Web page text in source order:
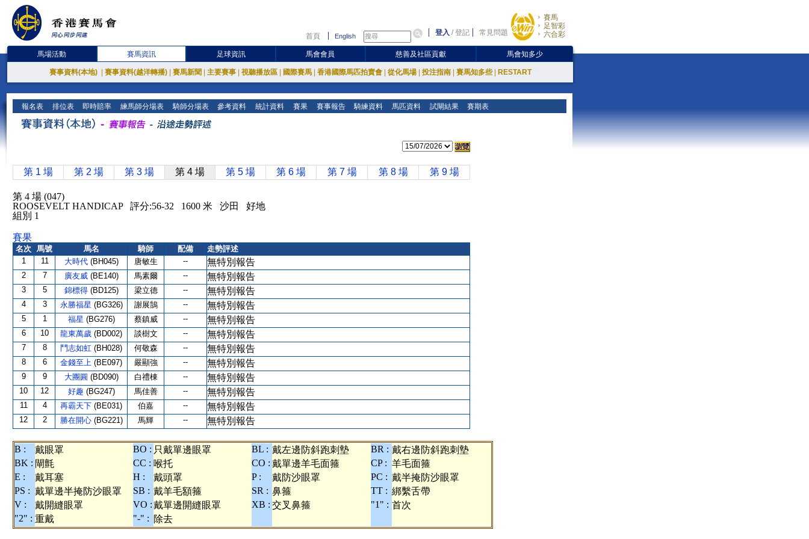
首頁 English 登入 /登記 常見問題
賽馬
足智彩
六合彩
馬場活動 賽馬資訊 足球資訊 馬會會員 慈善及社區貢獻 馬會知多少
賽事資料(本地) 賽事資料(越洋轉播) 賽馬新聞 主要賽事 視聽播放區 國際賽馬 香港國際馬匹拍賣會 從化馬場 投注指南 賽馬知多些 RESTART
報名表 排位表 即時賠率 練馬師分場表 騎師分場表 參考資料 統計資料 賽果 賽事報告 騎練資料 馬匹資料 試閘結果 賽期表
第 1 場 第 2 場 第 3 場 第 4 場 第 5 場 第 6 場 第 7 場 第 8 場 第 9 場
第 4 場 (047)
ROOSEVELT HANDICAP 評分:56-32 1600 米 沙田 好地
組別 1
賽果
名次 馬號 馬名 騎師 配備
走勢評述
1
11 大時代 (BH045) 唐敏生 -- 無特別報告
2 7 廣友威 (BE140) 馬素爾 -- 無特別報告
3 5 錦標得 (BD125) 梁立德 -- 無特別報告
4 3 永勝福星 (BG326) 謝展鵠 -- 無特別報告
5 1 福星 (BG276) 蔡鎮威 -- 無特別報告
6 10 龍東萬歲 (BD002) 談樹文 -- 無特別報告
7 8 鬥志如虹 (BH028) 何敬森 -- 無特別報告
8 6 金錢至上 (BE097) 嚴顯強 -- 無特別報告
9 9 大團圓 (BD090) 白禮棟 -- 無特別報告
10 12 好趣 (BG247) 馬佳善 -- 無特別報告
11 4 再霸天下 (BE031) 伯嘉 -- 無特別報告
12 2 勝在開心 (BG221) 馬輝 -- 無特別報告
B : 戴眼罩 BO : 只戴單邊眼罩 BL : 戴左邊防斜跑刺墊 BR : 戴右邊防斜跑刺墊
BK : 閘氈 CC : 喉托 CO : 戴單邊羊毛面箍 CP : 羊毛面箍
E :
戴耳塞 H : 戴頭罩 P : 戴防沙眼罩 PC : 戴半掩防沙眼罩
PS : 戴單邊半掩防沙眼罩 SB : 戴羊毛額箍 SR : 鼻箍 TT : 綁繫舌帶
V :
戴開縫眼罩 VO :戴單邊開縫眼罩 XB : 交叉鼻箍 "1" : 首次
"2" : 重戴 "-" : 除去